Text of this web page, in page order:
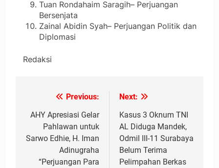
Tuan Rondahaim Saragih– Perjuangan
Bersenjata
Zainal Abidin Syah– Perjuangan Politik dan
Diplomasi
Redaksi
Navigasi
pos
Previous:
AHY Apresiasi Gelar
Pahlawan untuk
Sarwo Edhie, H. Iman
Adinugraha
“Perjuangan Para
Next:
Kasus 3 Oknum TNI
AL Diduga Mandek,
Odmil III-11 Surabaya
Belum Terima
Pelimpahan Berkas